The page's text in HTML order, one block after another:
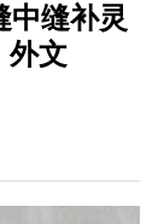
中缝补灵
外文